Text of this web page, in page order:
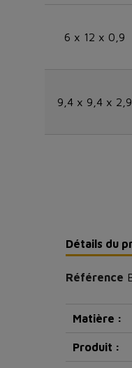
6 x 12 x 0,9
9,4 x 9,4 x 2,9
Détails du
Référence
Matière :
Produit :